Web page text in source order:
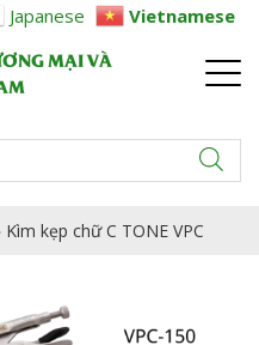
MẠI VÀ
Kìm kẹp chữ C TONE VPC
Japanese Vietnamese